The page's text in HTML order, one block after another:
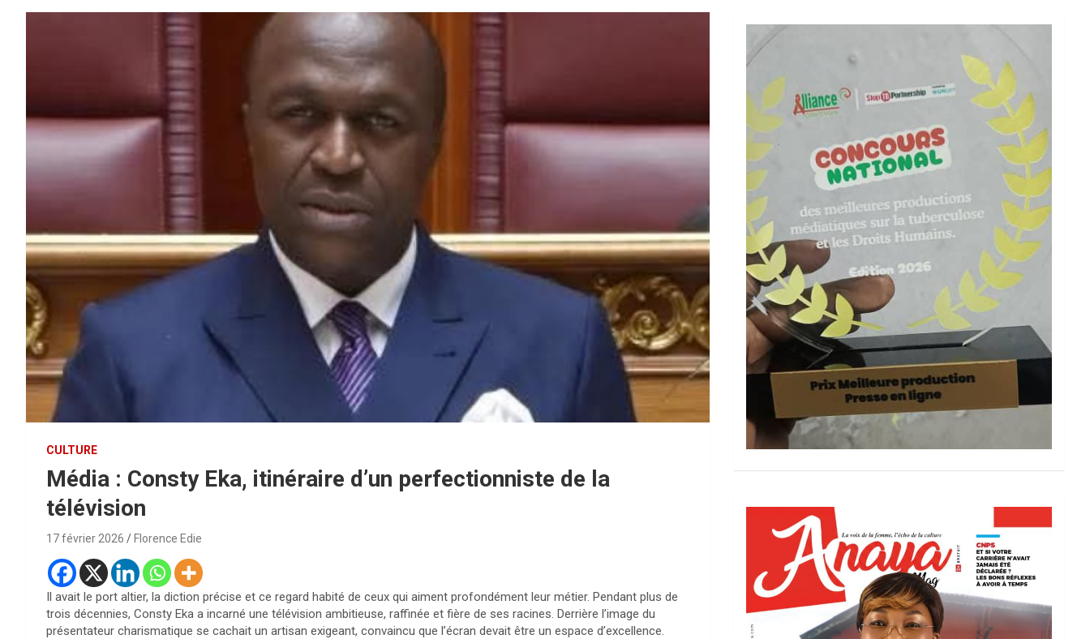
CULTURE
Média : Consty Eka, itinéraire d’un perfectionniste de la
télévision
17 février 2026 Florence Edie
Il avait le port altier, la diction précise et ce regard habité de ceux qui aiment profondément leur métier. Pendant plus de
trois décennies, Consty Eka a incarné une télévision ambitieuse, raffinée et fière de ses racines. Derrière l’image du
présentateur charismatique se cachait un artisan exigeant, convaincu que l’écran devait être un espace d’excellence.